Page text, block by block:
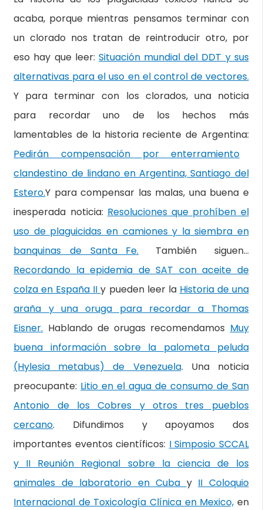
acaba, porque mientras pensamos terminar con
un clorado nos tratan de reintroducir otro, por
eso hay que leer: Situación mundial del DDT y sus
alternativas para el uso en el control de vectores.
Y para terminar con los clorados, una noticia
para recordar uno de los hechos más
lamentables de la historia reciente de Argentina:
Pedirán compensación por enterramiento
clandestino de lindano en Argentina, Santiago del
Estero.Y para compensar las malas, una buena e
inesperada noticia: Resoluciones que prohíben el
uso de plaguicidas en camiones y la siembra en
banquinas de Santa Fe. También siguen…
Recordando la epidemia de SAT con aceite de
colza en España IIy pueden leer la Historia de una
araña y una oruga para recordar a Thomas
Eisner. Hablando de orugas recomendamos Muy
buena información sobre la palometa peluda
(Hylesia metabus) de Venezuela. Una noticia
preocupante: Litio en el agua de consumo de San
Antonio de los Cobres y otros tres pueblos
cercano. Difundimos y apoyamos dos
importantes eventos científicos: I Simposio SCCAL
y II Reunión Regional sobre la ciencia de los
animales de laboratorio en Cuba y II Coloquio
Internacional de Toxicología Clínica en Mexico, en